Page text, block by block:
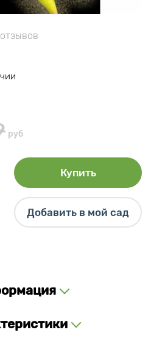
руб
Купить
Добавить в мой сад